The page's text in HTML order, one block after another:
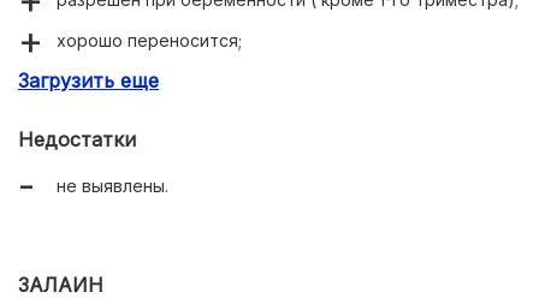
хорошо переносится;
эффективен.
Загрузить еще
Недостатки
не выявлены.
ЗАЛАИН